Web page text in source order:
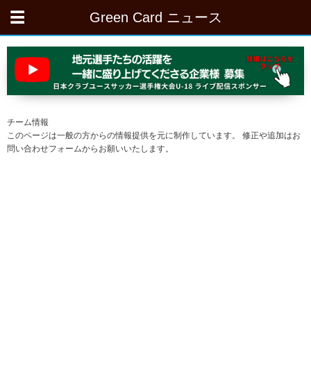
Green Card ニュース
チーム情報
このページは一般の方からの情報提供を元に制作しています。 修正や追加はお
問い合わせフォームからお願いいたします。